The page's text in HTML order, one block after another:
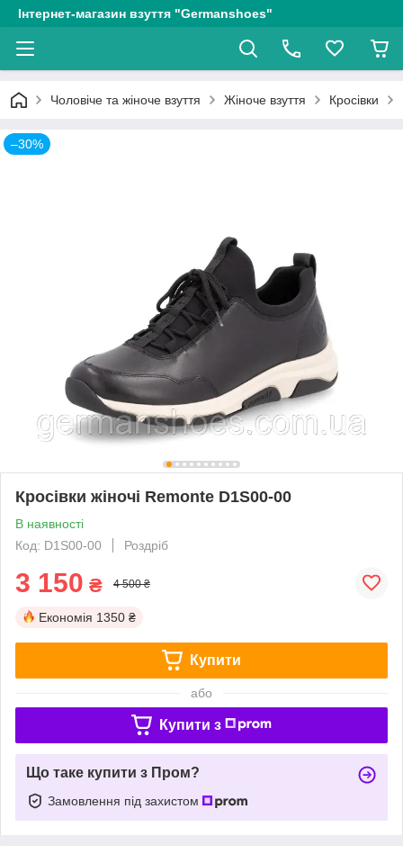
Інтернет-магазин взуття "Germanshoes"
Чоловіче та жіноче взуття Жіноче взуття Кросівки
–30%
Кросівки жіночі Remonte D1S00-00
В наявності
Код: D1S00-00
Роздріб
3 150 ₴ 4 500 ₴
Економія 1350 ₴
Купити
або
Купити з
Що таке купити з Пром?
Замовлення під захистом